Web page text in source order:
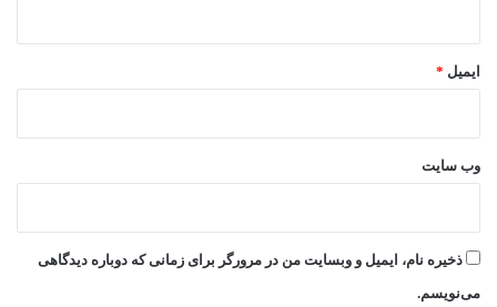
ایمیل *
وب‌ سایت
ذخیره نام، ایمیل و وبسایت من در مرورگر برای زمانی که دوباره دیدگاهی
می‌نویسم.